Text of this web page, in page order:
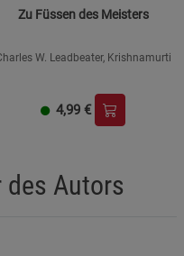
Zu Füssen des Meisters
W. Leadbeater, Krishnamurti
4,99 €
des Autors